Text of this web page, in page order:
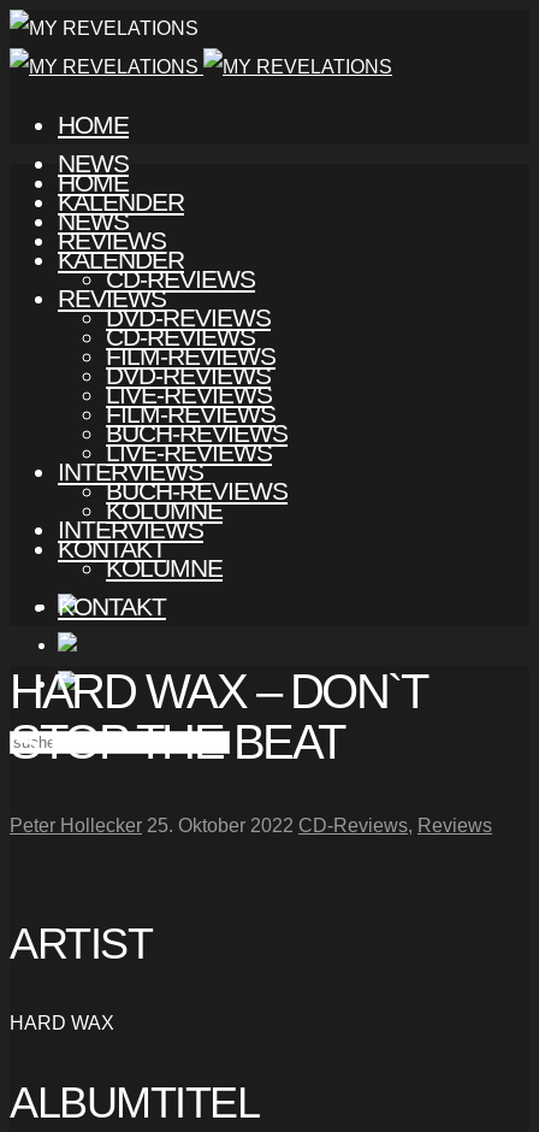
HOME
NEWS
KALENDER
REVIEWS
CD-REVIEWS
DVD-REVIEWS
FILM-REVIEWS
LIVE-REVIEWS
BUCH-REVIEWS
INTERVIEWS
KOLUMNE
KONTAKT
HOME
NEWS
KALENDER
REVIEWS
CD-REVIEWS
DVD-REVIEWS
FILM-REVIEWS
LIVE-REVIEWS
BUCH-REVIEWS
INTERVIEWS
KOLUMNE
KONTAKT
HARD WAX – DON`T
STOP THE BEAT
Peter Hollecker 25. Oktober 2022 CD-Reviews, Reviews
ARTIST
HARD WAX
ALBUMTITEL